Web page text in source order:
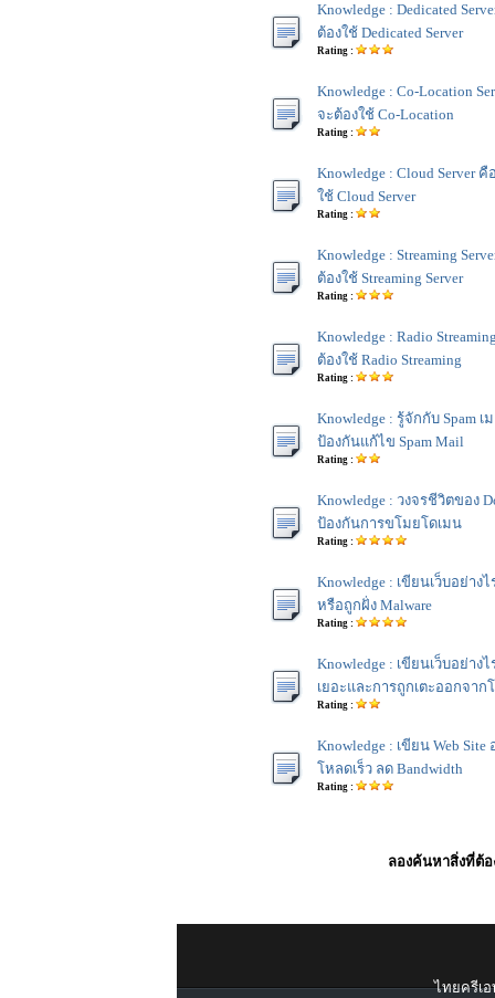
Knowledge : Dedicated
ต้องใช้ Dedicated Server
Rating :
Knowledge : Co-Location
จะต้องใช้ Co-Location
Rating :
Knowledge : Cloud Server
ใช้ Cloud Server
Rating :
Knowledge : Streaming
ต้องใช้ Streaming Server
Rating :
Knowledge : Radio
ต้องใช้ Radio Streaming
Rating :
Knowledge : รู้จักกับ Spam
ป้องกันแก้ไข Spam Mail
Rating :
Knowledge : วงจรชีวิตของ
ป้องกันการขโมยโดเมน
Rating :
Knowledge : เขียนเว็บอย่าง
หรือถูกฝั่ง Malware
Rating :
Knowledge : เขียนเว็บอย่าง
เยอะและการถูกเตะออกจาก
Rating :
Knowledge : เขียน Web
โหลดเร็ว ลด Bandwidth
Rating :
ลองค้นหาสิ่งที่ต้อ
ไทยครีเอ